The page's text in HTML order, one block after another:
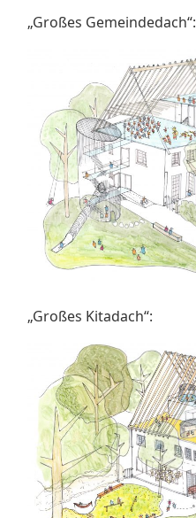
„Großes Gemeindedach“:
„Großes Kitadach“: